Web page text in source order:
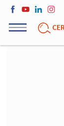
Salta
contenuto